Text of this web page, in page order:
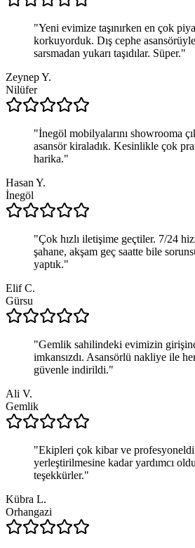
"Yeni evimize taşınırken en çok
korkuyorduk. Dış cephe
sarsmadan yukarı taşıdılar. Süper."
Zeynep Y.
Nilüfer
"İnegöl mobilyalarını showrooma
asansör kiraladık. Kesinlikle çok
harika."
Hasan Y.
İnegöl
"Çok hızlı iletişime geçtiler. 7/24
şahane, akşam geç saatte bile
yaptık."
Elif C.
Gürsu
"Gemlik sahilindeki evimizin
imkansızdı. Asansörlü nakliye ile
güvenle indirildi."
Ali V.
Gemlik
"Ekipleri çok kibar ve
yerleştirilmesine kadar yardımcı
teşekkürler."
Kübra L.
Orhangazi